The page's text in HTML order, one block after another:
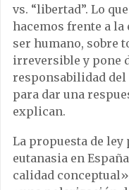
vs. “libertad”. Lo
hacemos frente a
ser humano, sobre
irreversible y pone
responsabilidad
para dar una
explican.
La propuesta de ley
eutanasia en
calidad